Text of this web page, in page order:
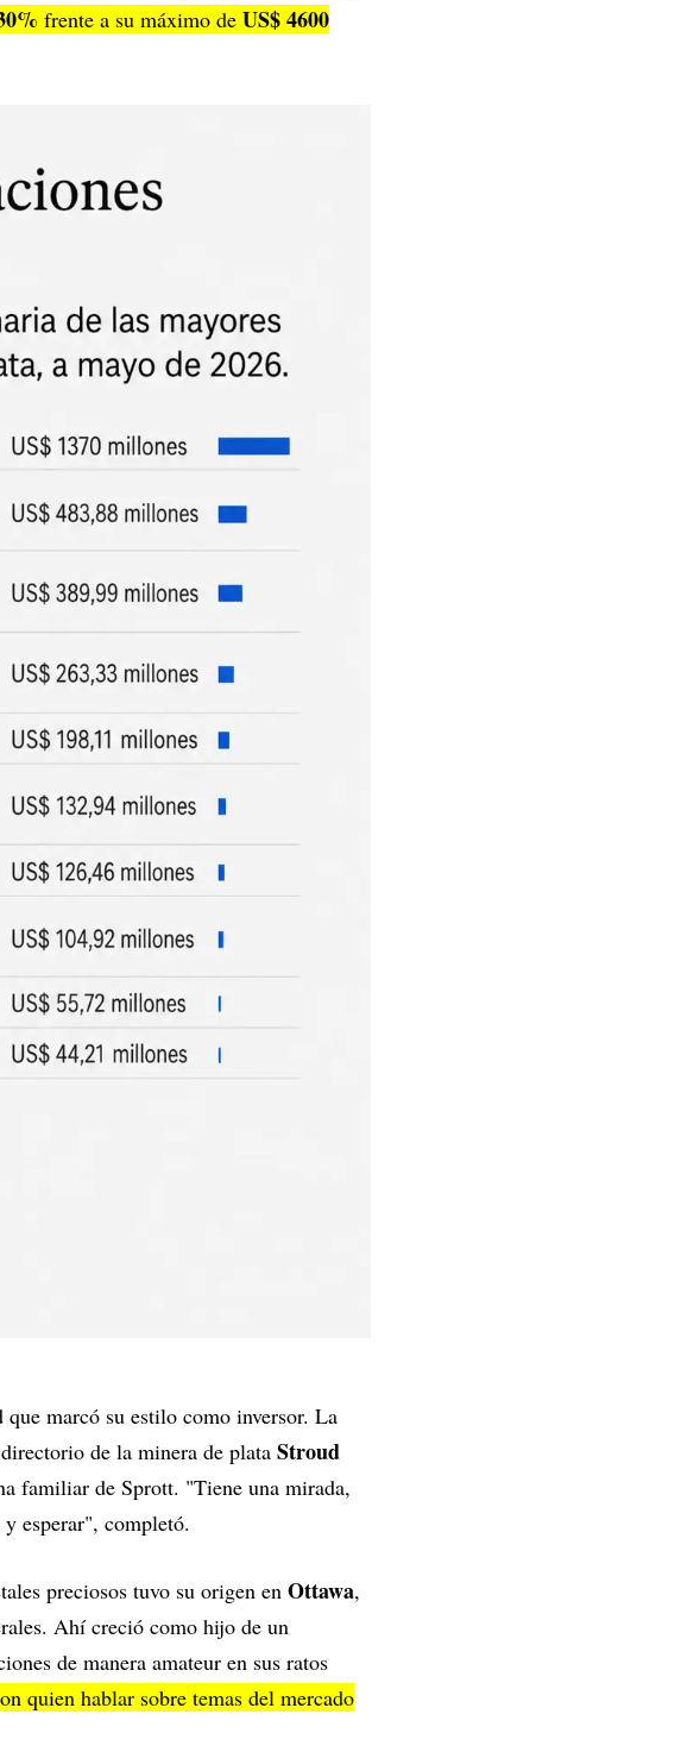
frente a su máximo de US$ 4600
marcó su estilo como inversor. La
de la minera de plata Stroud
familiar de Sprott. "Tiene una mirada,
esperar", completó.
preciosos tuvo su origen en Ottawa,
Ahí creció como hijo de un
de manera amateur en sus ratos
quien hablar sobre temas del mercado